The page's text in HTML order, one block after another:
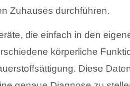
Zuhauses durchführen.
die einfach in den
körperliche
Diese